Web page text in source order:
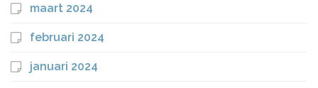
maart 2024
februari 2024
januari 2024